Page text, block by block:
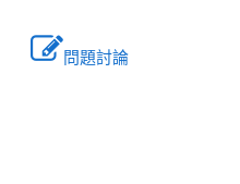
問題討論